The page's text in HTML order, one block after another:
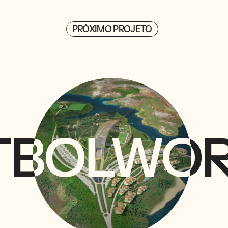
PRÓXIMO PROJETO